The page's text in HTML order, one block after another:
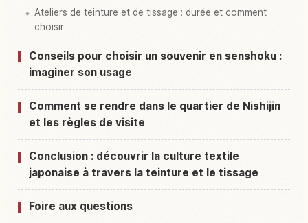
Ateliers de teinture et de tissage : durée et comment
choisir
Conseils pour choisir un souvenir en senshoku :
imaginer son usage
Comment se rendre dans le quartier de Nishijin
et les règles de visite
Conclusion : découvrir la culture textile
japonaise à travers la teinture et le tissage
Foire aux questions